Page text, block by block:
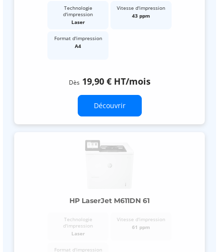
Technologie
d'impression
Laser
Vitesse d'impression
43 ppm
Format d'impression
A4
Dès 19,90 € HT/mois
Découvrir
HP LaserJet M611DN 61
Technologie
d'impression
Laser
Vitesse d'impression
61 ppm
Format d'impression